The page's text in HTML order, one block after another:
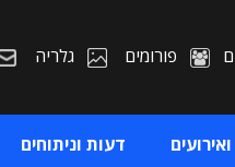
פורומים גלריה
דעות וניתוחים